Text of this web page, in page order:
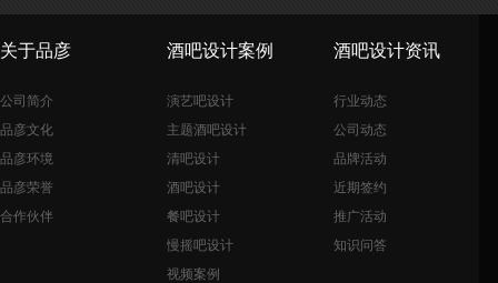
关于品彦
公司简介
品彦文化
品彦环境
品彦荣誉
合作伙伴
酒吧设计案例
演艺吧设计
主题酒吧设计
清吧设计
酒吧设计
餐吧设计
慢摇吧设计
视频案例
酒吧设计资讯
行业动态
公司动态
品牌活动
近期签约
推广活动
知识问答